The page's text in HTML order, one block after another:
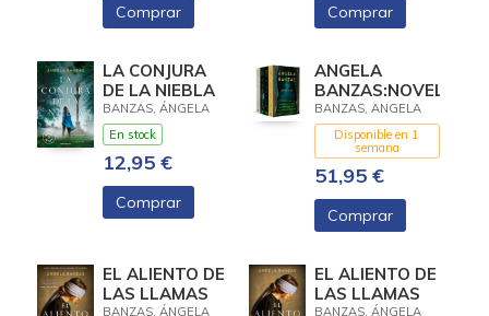
Comprar Comprar
LA CONJURA
DE LA NIEBLA
BANZAS, ÁNGELA
En stock
12,95 €
Comprar
ANGELA
BANZAS:NOVELAS
BANZAS, ANGELA
Disponible en 1
semana
51,95 €
Comprar
EL ALIENTO DE
LAS LLAMAS
BANZAS, ÁNGELA
EL ALIENTO DE
LAS LLAMAS
BANZAS, ÁNGELA